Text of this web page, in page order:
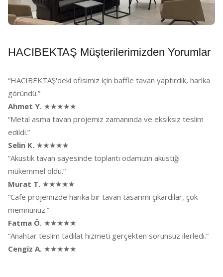
HACIBEKTAŞ Müşterilerimizden Yorumlar
“HACIBEKTAŞ'deki ofisimiz için baffle tavan yaptırdık, harika
göründü.”
Ahmet Y. ★★★★★
“Metal asma tavan projemiz zamanında ve eksiksiz teslim
edildi.”
Selin K. ★★★★★
“Akustik tavan sayesinde toplantı odamızın akustiği
mükemmel oldu.”
Murat T. ★★★★★
“Cafe projemizde harika bir tavan tasarımı çıkardılar, çok
memnunuz.”
Fatma Ö. ★★★★★
“Anahtar teslim tadilat hizmeti gerçekten sorunsuz ilerledi.”
Cengiz A. ★★★★★